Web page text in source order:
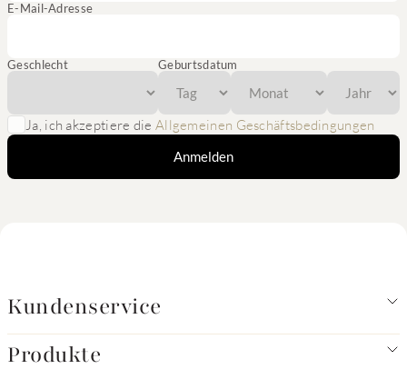
E-Mail-Adresse
Geschlecht Geburtsdatum
Ja, ich akzeptiere die Allgemeinen Geschäftsbedingungen
Anmelden
Kundenservice
Produkte